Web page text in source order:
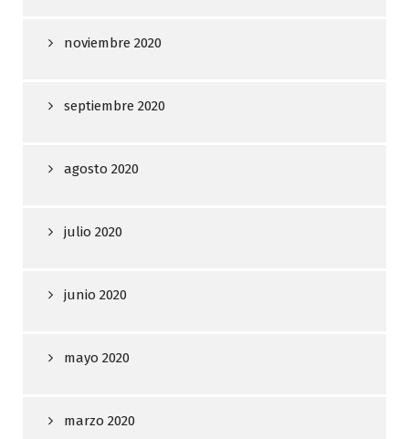
noviembre 2020
septiembre 2020
agosto 2020
julio 2020
junio 2020
mayo 2020
marzo 2020